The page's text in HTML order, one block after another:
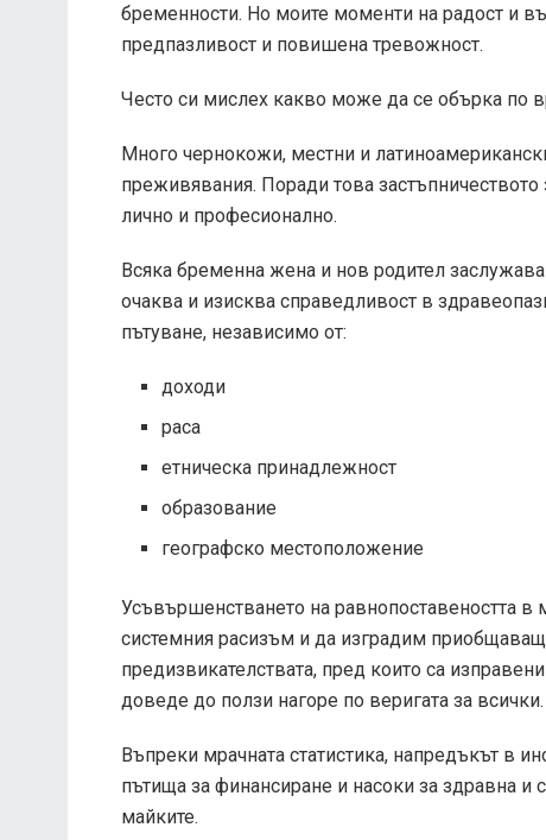
бременности. Но моите моменти на радост и
предпазливост и повишена тревожност.
Често си мислех какво може да се обърка по
Много чернокожи, местни и
преживявания. Поради това
лично и професионално.
Всяка бременна жена и нов родител
очаква и изисква справедливост в
пътуване, независимо от:
доходи
раса
етническа принадлежност
образование
географско местоположение
Усъвършенстването на равнопоставеността
системния расизъм и да изградим
предизвикателствата, пред които са
доведе до ползи нагоре по веригата за всички.
Въпреки мрачната статистика, напредъкът в
пътища за финансиране и насоки за здравна и
майките.